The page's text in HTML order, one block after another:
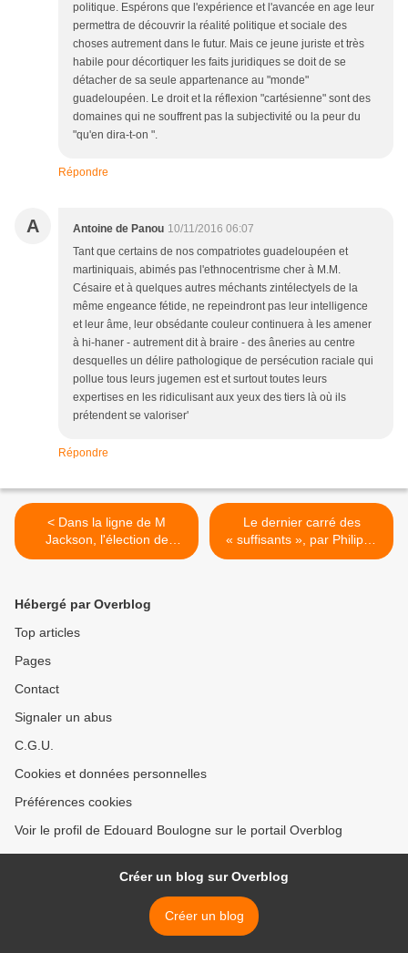
politique. Espérons que l'expérience et l'avancée en age leur
permettra de découvrir la réalité politique et sociale des
choses autrement dans le futur. Mais ce jeune juriste et très
habile pour décortiquer les faits juridiques se doit de se
détacher de sa seule appartenance au "monde"
guadeloupéen. Le droit et la réflexion "cartésienne" sont des
domaines qui ne souffrent pas la subjectivité ou la peur du
"qu'en dira-t-on ".
Répondre
A Antoine de Panou 10/11/2016 06:07
Tant que certains de nos compatriotes guadeloupéen et
martiniquais, abimés pas l'ethnocentrisme cher à M.M.
Césaire et à quelques autres méchants zintélectyels de la
même engeance fétide, ne repeindront pas leur intelligence
et leur âme, leur obsédante couleur continuera à les amener
à hi-haner - autrement dit à braire - des âneries au centre
desquelles un délire pathologique de persécution raciale qui
pollue tous leurs jugemen est et surtout toutes leurs
expertises en les ridiculisant aux yeux des tiers là où ils
prétendent se valoriser'
Répondre
< Dans la ligne de M
Jackson, l'élection de
Donald Trump n'est pas
Le dernier carré des
« suffisants », par Philippe
Bilger. >
Hébergé par Overblog
Top articles
Pages
Contact
Signaler un abus
C.G.U.
Cookies et données personnelles
Préférences cookies
Voir le profil de Edouard Boulogne sur le portail Overblog
Créer un blog sur Overblog
Créer un blog